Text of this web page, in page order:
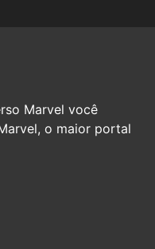
Marvel você
o maior portal